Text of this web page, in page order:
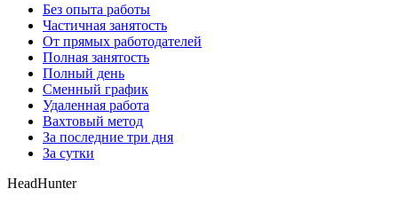
Без опыта работы
Частичная занятость
От прямых работодателей
Полная занятость
Полный день
Сменный график
Удаленная работа
Вахтовый метод
За последние три дня
За сутки
HeadHunter